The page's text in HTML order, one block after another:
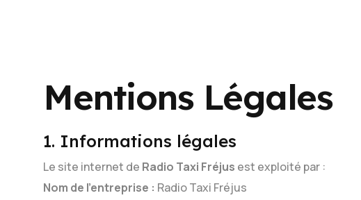
Mentions Légales
1. Informations légales
Le site internet de Radio Taxi Fréjus est exploité par :
Nom de l'entreprise : Radio Taxi Fréjus